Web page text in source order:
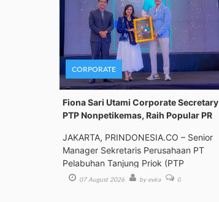
CORPORATE
Fiona Sari Utami Corporate Secretary
PTP Nonpetikemas, Raih Popular PR
JAKARTA, PRINDONESIA.CO – Senior
Manager Sekretaris Perusahaan PT
Pelabuhan Tanjung Priok (PTP
07 August 2026 by evira 0